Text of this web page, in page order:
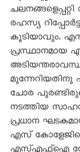
രഹസ്യ
കൂടിയാവും.
മുന്നേറിയതിനു
ചോര
നടത്തിയ
പ്രധാന
എസ്